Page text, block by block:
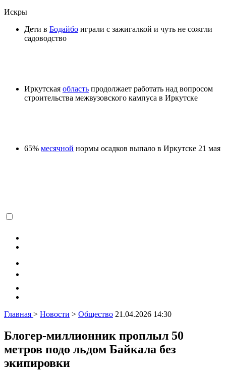
Искры
Дети в Бодайбо играли с зажигалкой и чуть не сожгли
садоводство
Иркутская область продолжает работать над вопросом
строительства межвузовского кампуса в Иркутске
65% месячной нормы осадков выпало в Иркутске 21 мая
Главная > Новости > Общество 21.04.2026 14:30
Блогер-миллионник проплыл 50
метров подо льдом Байкала без
экипировки